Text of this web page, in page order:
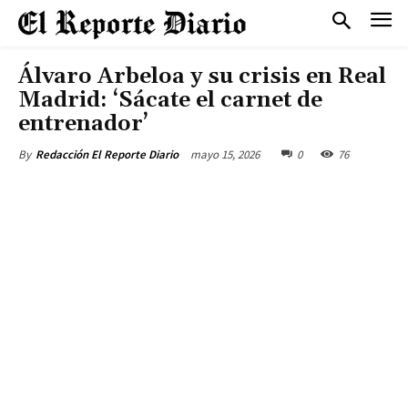
Álvaro Arbeloa y su crisis en Real
Madrid: ‘Sácate el carnet de
entrenador’
By Redacción El Reporte Diario mayo 15, 2026 0 76